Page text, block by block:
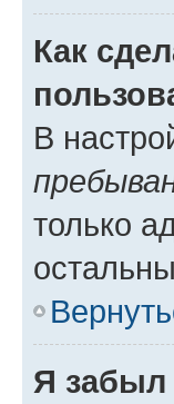
Как
В
только
Я забыл